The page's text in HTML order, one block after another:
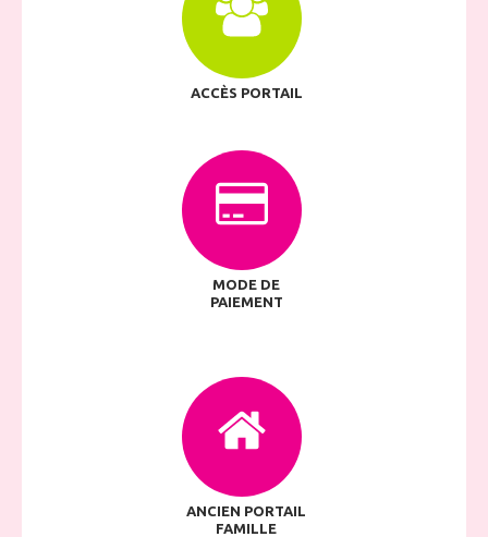
ACCÈS PORTAIL
MODE DE
PAIEMENT
ANCIEN PORTAIL
FAMILLE